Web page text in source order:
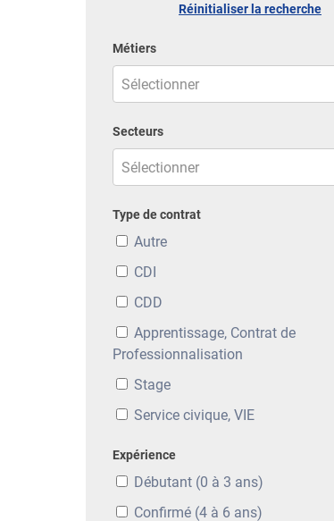
Réinitialiser la recherche
Métiers
Secteurs
Type de contrat
Autre
CDI
CDD
Apprentissage, Contrat de
Professionnalisation
Stage
Service civique, VIE
Expérience
Débutant (0 à 3 ans)
Confirmé (4 à 6 ans)